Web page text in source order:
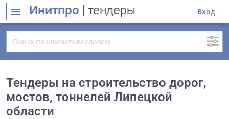
menu Инитпро | тендеры Вход
Тендеры на строительство дорог,
мостов, тоннелей Липецкой
области